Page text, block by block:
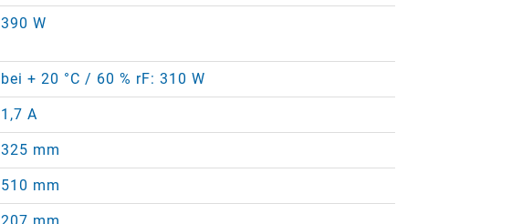
390 W
bei + 20 °C / 60 % rF: 310 W
1,7 A
325 mm
510 mm